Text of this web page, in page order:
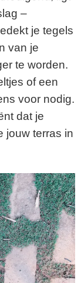
–
je tegels
van je
te worden.
of een
voor nodig.
dat je
jouw terras in